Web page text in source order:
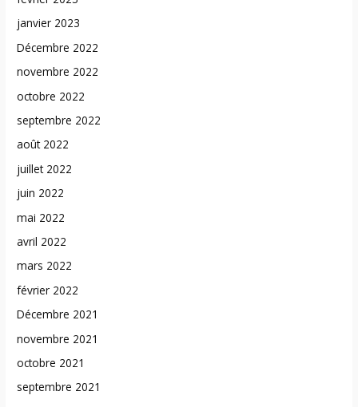
janvier 2023
Décembre 2022
novembre 2022
octobre 2022
septembre 2022
août 2022
juillet 2022
juin 2022
mai 2022
avril 2022
mars 2022
février 2022
Décembre 2021
novembre 2021
octobre 2021
septembre 2021